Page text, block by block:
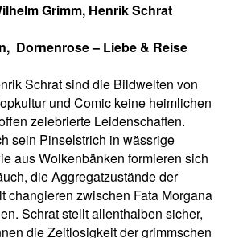
Grimm, Henrik Schrat
Dornenrose– Liebe & Reise
Schrat sind die Bildwelten von
und Comic keine heimlichen
zelebrierte Leidenschaften.
sein Pinselstrich in wässrige
aus Wolkenbänken formieren sich
die Aggregatzustände der
changieren zwischen Fata Morgana
Schrat stellt allenthalben sicher,
die Zeitlosigkeit der grimmschen